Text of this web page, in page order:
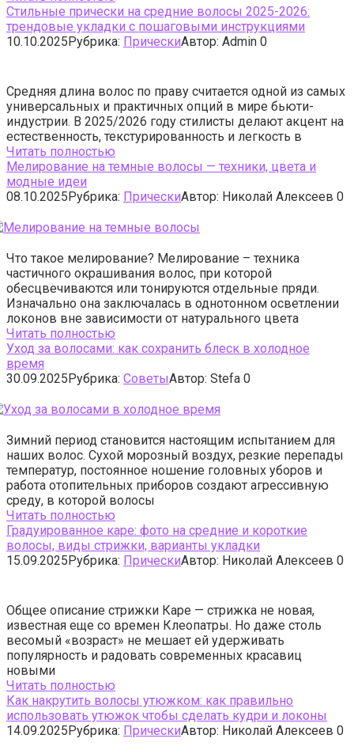
Стильные прически на средние волосы 2025-2026:
трендовые укладки с пошаговыми инструкциями
10.10.2025 Рубрика: ПрическиАвтор: Admin 0
Средняя длина волос по праву считается одной из самых
универсальных и практичных опций в мире бьюти-
индустрии. В 2025/2026 году стилисты делают акцент на
естественность, текстурированность и легкость в
Читать полностью
Мелирование на темные волосы — техники, цвета и
модные идеи
08.10.2025 Рубрика: ПрическиАвтор: Николай Алексеев 0
Что такое мелирование? Мелирование – техника
частичного окрашивания волос, при которой
обесцвечиваются или тонируются отдельные пряди.
Изначально она заключалась в однотонном осветлении
локонов вне зависимости от натурального цвета
Читать полностью
Уход за волосами: как сохранить блеск в холодное
время
30.09.2025 Рубрика: CоветыАвтор: Stefa 0
Зимний период становится настоящим испытанием для
наших волос. Сухой морозный воздух, резкие перепады
температур, постоянное ношение головных уборов и
работа отопительных приборов создают агрессивную
среду, в которой волосы
Читать полностью
Градуированное каре: фото на средние и короткие
волосы, виды стрижки, варианты укладки
15.09.2025 Рубрика: ПрическиАвтор: Николай Алексеев 0
Общее описание стрижки Каре — стрижка не новая,
известная еще со времен Клеопатры. Но даже столь
весомый «возраст» не мешает ей удерживать
популярность и радовать современных красавиц
новыми
Читать полностью
Как накрутить волосы утюжком: как правильно
использовать утюжок чтобы сделать кудри и локоны
14.09.2025 Рубрика: ПрическиАвтор: Николай Алексеев 0